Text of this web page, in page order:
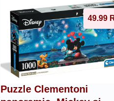
49.99
Puzzle Clementoni